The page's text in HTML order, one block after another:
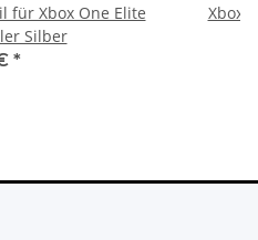
für Xbox One Elite
Silber
*
Xbox